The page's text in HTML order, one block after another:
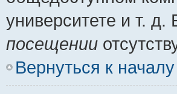
университете и т. д.
посещении
Вернуться к началу